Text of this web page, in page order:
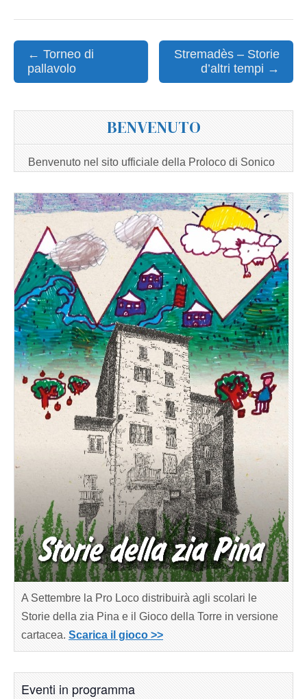
Post
navigation
← Torneo di
pallavolo
Stremadès – Storie
d’altri tempi →
BENVENUTO
Benvenuto nel sito ufficiale della Proloco di Sonico
A Settembre la Pro Loco distribuirà agli scolari le
Storie della zia Pina e il Gioco della Torre in versione
cartacea. Scarica il gioco >>
Eventi in programma